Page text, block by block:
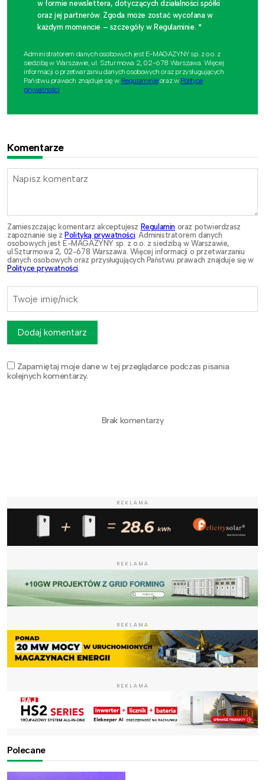
w formie newslettera, dotyczących działalności spółki
oraz jej partnerów. Zgoda może zostać wycofana w
każdym momencie – szczegóły w Regulaminie. *
Administratorem danych osobowych jest E-MAGAZYNY sp. z o.o. z
siedzibą w Warszawie, ul. Szturmowa 2, 02-678 Warszawa. Więcej
informacji o przetwarzaniu danych osobowych oraz przysługujących
Państwu prawach znajduje się w Regulaminieoraz w Polityce
prywatności
Komentarze
Zamieszczając komentarz akceptujesz Regulamin oraz potwierdzasz
zapoznanie się z Polityką prywatności. Administratorem danych
osobowych jest E-MAGAZYNY sp. z o.o. z siedzibą w Warszawie,
ul.Szturmowa 2, 02-678 Warszawa. Więcej informacji o przetwarzaniu
danych osobowych oraz przysługujących Państwu prawach znajduje się w
Polityce prywatności.
Zapamiętaj moje dane w tej przeglądarce podczas pisania
kolejnych komentarzy.
Dodaj komentarz
Brak komentarzy
REKLAMA
REKLAMA
REKLAMA
REKLAMA
Polecane